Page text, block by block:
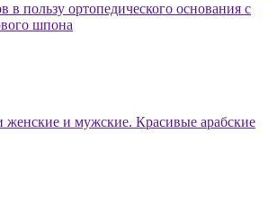
в пользу ортопедического основания с
шпона
женские и мужские. Красивые арабские